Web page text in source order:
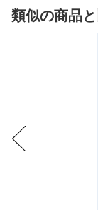
類似の商品